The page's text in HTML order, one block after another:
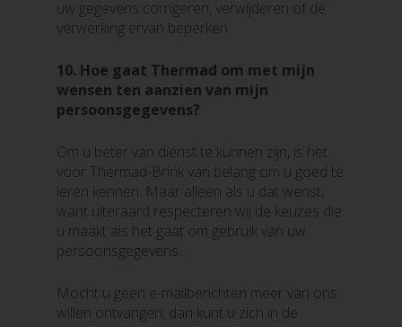
uw gegevens corrigeren, verwijderen of de
verwerking ervan beperken.
10. Hoe gaat Thermad om met mijn
wensen ten aanzien van mijn
persoonsgegevens?
Om u beter van dienst te kunnen zijn, is het
voor Thermad-Brink van belang om u goed te
leren kennen. Maar alleen als u dat wenst,
want uiteraard respecteren wij de keuzes die
u maakt als het gaat om gebruik van uw
persoonsgegevens.
Mocht u geen e-mailberichten meer van ons
willen ontvangen, dan kunt u zich in de